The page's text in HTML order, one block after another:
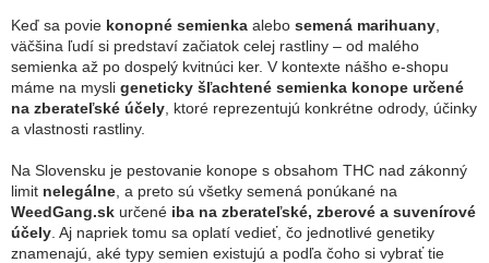
Keď sa povie konopné semienka alebo semená marihuany
väčšina ľudí si predstaví začiatok celej rastliny – od malého
semienka až po dospelý kvitnúci ker. V kontexte nášho e-shopu
máme na mysli geneticky šľachtené semienka konope určené
na zberateľské účely , ktoré reprezentujú konkrétne odrody, účinky
a vlastnosti rastliny.
Na Slovensku je pestovanie konope s obsahom THC nad zákonný
limit nelegálne , a preto sú všetky semená ponúkané na
WeedGang.sk určené iba na zberateľské, zberové a suvenírové
účely . Aj napriek tomu sa oplatí vedieť, čo jednotlivé genetiky
znamenajú, aké typy semien existujú a podľa čoho si vybrať tie